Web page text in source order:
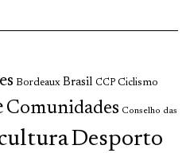
Bordeaux Brasil CCP Ciclismo
Comunidades Conselho das
Desporto